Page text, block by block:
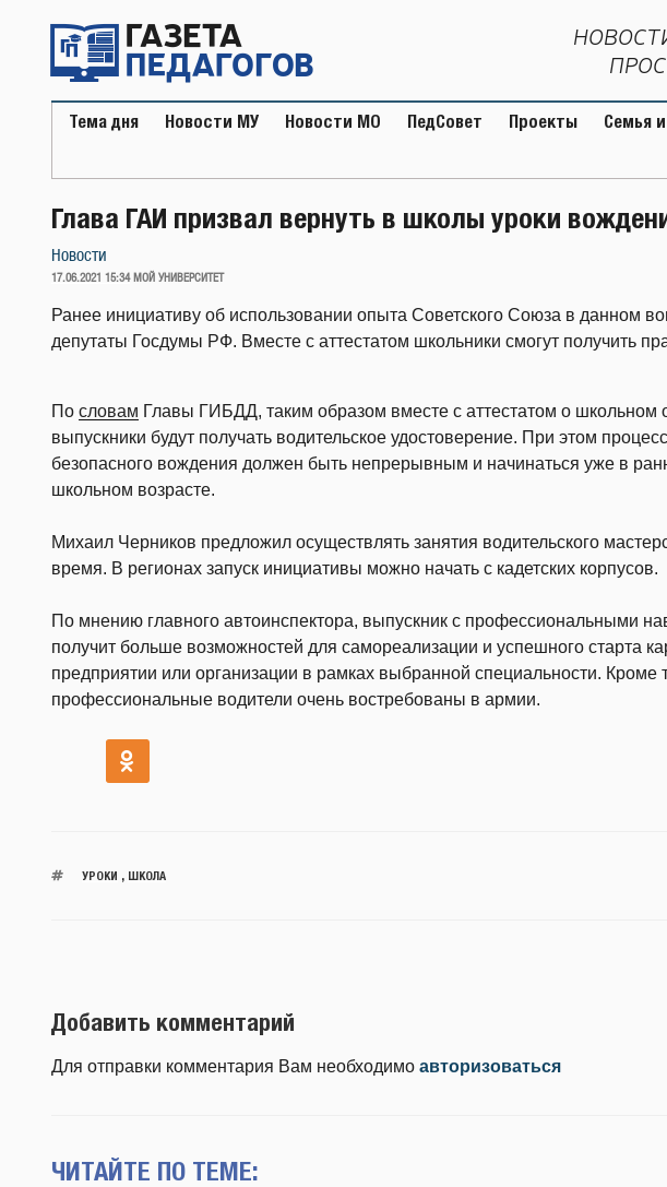
содержимому
Тема дня Новости МУ Новости МО ПедСовет Проекты Семья
Глава ГАИ призвал вернуть в школы уроки
Новости
ОПУБЛИКОВАНО
17.06.2021 15:34 МОЙ УНИВЕРСИТЕТ
Ранее инициативу об использовании опыта Советского Союза в данном
депутаты Госдумы РФ. Вместе с аттестатом школьники смогут получить
По словам Главы ГИБДД, таким образом вместе с аттестатом о школьном
выпускники будут получать водительское удостоверение. При этом
безопасного вождения должен быть непрерывным и начинаться уже в
школьном возрасте.
Михаил Черников предложил осуществлять занятия водительского
время. В регионах запуск инициативы можно начать с кадетских корпусов.
По мнению главного автоинспектора, выпускник с профессиональными
получит больше возможностей для самореализации и успешного старта
предприятии или организации в рамках выбранной специальности. Кроме
профессиональные водители очень востребованы в армии.
УРОКИ ШКОЛА
Добавить комментарий
Для отправки комментария Вам необходимо авторизоваться
ЧИТАЙТЕ ПО ТЕМЕ: